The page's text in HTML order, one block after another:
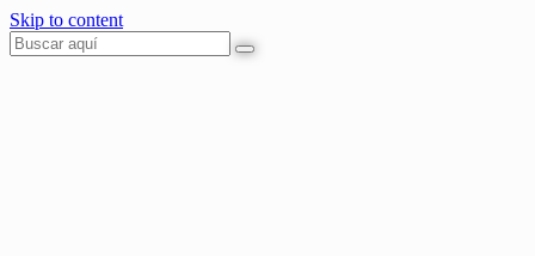
Skip to content